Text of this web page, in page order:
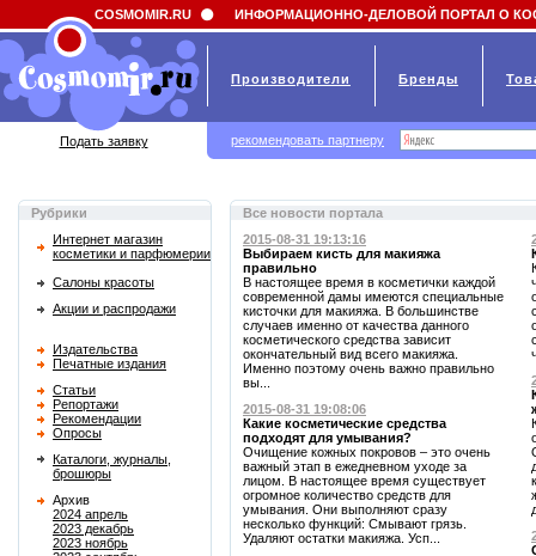
Field 'news_title' doesn't have a default value
Рубрики
Интернет магазин
косметики и парфюмерии
Салоны красоты
Акции и распродажи
Издательства
Печатные издания
Статьи
Репортажи
Рекомендации
Опросы
Каталоги, журналы,
брошюры
Архив
2024 апрель
2023 декабрь
2023 ноябрь
Все новости портала
2015-08-31 19:13:16
Выбираем кисть для макияжа
правильно
В настоящее время в косметички каждой
современной дамы имеются специальные
кисточки для макияжа. В большинстве
случаев именно от качества данного
косметического средства зависит
окончательный вид всего макияжа.
Именно поэтому очень важно правильно
вы...
2015-08-31 19:08:06
Какие косметические средства
подходят для умывания?
Очищение кожных покровов – это очень
важный этап в ежедневном уходе за
лицом. В настоящее время существует
огромное количество средств для
умывания. Они выполняют сразу
несколько функций: Смывают грязь.
Удаляют остатки макияжа. Усп...
COSMOMIR.RU ИНФОРМАЦИОННО-ДЕЛОВОЙ ПОРТАЛ О
Производители Бренды
Подать заявку рекомендовать партнеру